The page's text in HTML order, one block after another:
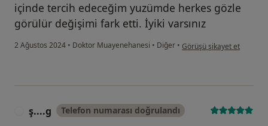
içinde tercih edeceğim yuzümde herkes gözle
görülür değişimi fark etti. İyiki varsınız
2 Ağustos 2024 • Doktor Muayenehanesi • Diğer • kullanıcının görüşüne
Görüşü şikayet et
ş....g Telefon numarası doğrulandı